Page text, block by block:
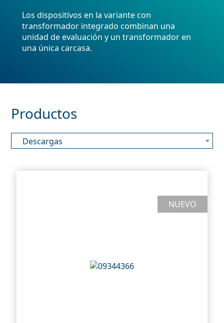
Los dispositivos en la variante con
transformador integrado combinan una
unidad de evaluación y un transformador en
una única carcasa.
Productos
Descargas
NUEVO